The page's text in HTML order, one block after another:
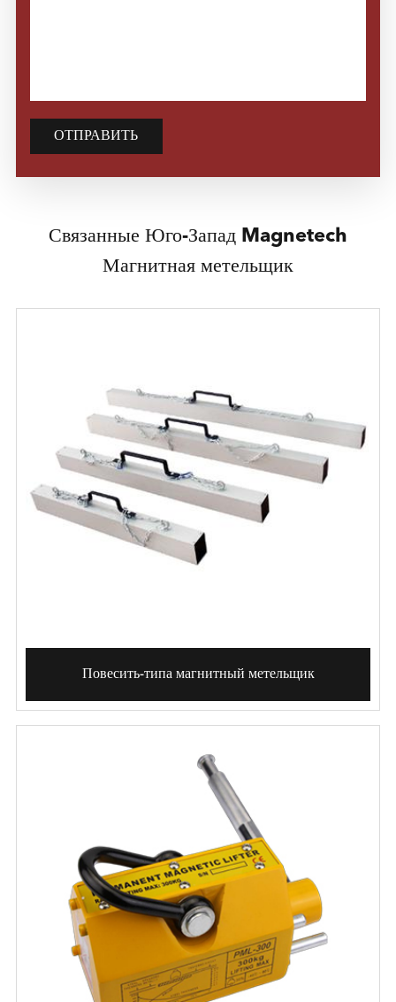
ОТПРАВИТЬ
Связанные Юго-Запад Magnetech
Магнитная метельщик
Повесить-типа магнитный метельщик